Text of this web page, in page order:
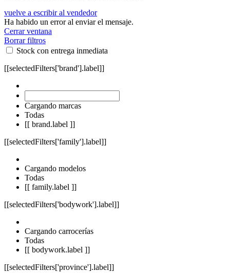
vuelve a escribir al vendedor
Ha habido un error al enviar el mensaje.
Cerrar ventana
Borrar filtros
Stock con entrega inmediata
[[selectedFilters['brand'].label]]
Cargando marcas
Todas
[[ brand.label ]]
[[selectedFilters['family'].label]]
Cargando modelos
Todas
[[ family.label ]]
[[selectedFilters['bodywork'].label]]
Cargando carrocerías
Todas
[[ bodywork.label ]]
[[selectedFilters['province'].label]]